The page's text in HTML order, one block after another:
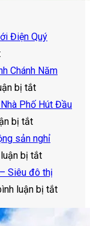
Điện Quý
ở
Phân
Tích
Thị
Trường
khu
đô
thị
mới
Điện
Quý
Chánh Năm
bị tắtở
Mizuki
–
Khu
Đô
Thị
Phố Hút Đầu
bị tắtở
Thị
Trường
Vinhomes
Golden
sản nghỉ
bị tắtở
Xanh
Island
Siêu đô thị
luận bị tắtở